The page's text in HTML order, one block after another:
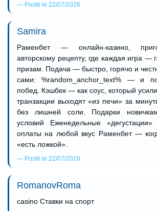
Posté le 22/07/2026
Samira
Раменбет — онлайн-казино,
авторскому рецепту, где каждая игра —
призам. Подача — быстро, горячо и
сами: %random_anchor_text% — и
побед. Кэшбек — как соус, который
транзакции выходят «из печи» за
без лишней соли. Подарки
условий Еженедельные
оплаты на любой вкус Раменбет —
«есть ложкой».
Posté le 22/07/2026
RomanovRoma
casino Ставки на спорт